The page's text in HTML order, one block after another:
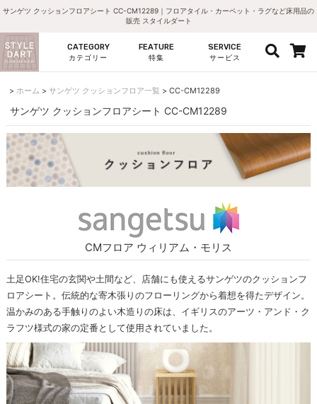
サンゲツ クッションフロアシート CC-CM12289｜フロアタイル・カーペット・ラグなど床用品の
販売 スタイルダート
CATEGORY
カテゴリー
FEATURE
特集
SERVICE
サービス
ホーム サンゲツ クッションフロア一覧 CC-CM12289
サンゲツ クッションフロアシート CC-CM12289
CMフロア ウィリアム・モリス
土足OK!住宅の玄関や土間など、店舗にも使えるサンゲツのクッションフ
ロアシート。伝統的な寄木張りのフローリングから着想を得たデザイン。
温かみのある手触りのよい木造りの床は、イギリスのアーツ・アンド・ク
ラフツ様式の家の定番として使用されていました。